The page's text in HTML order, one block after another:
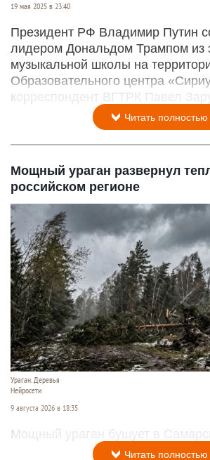
19 мая 2025 в 23:40
Президент РФ Владимир Путин
лидером Дональдом Трампом из
музыкальной школы на
Образовательного центра
корреспондент ВГТРК Павел
Читать полностью
Мощный ураган развернул
российском регионе
Ураган. Деревья
Нейросети
9 августа 2026 в 18:35
Мощный ураган бушует в
Читать полностью